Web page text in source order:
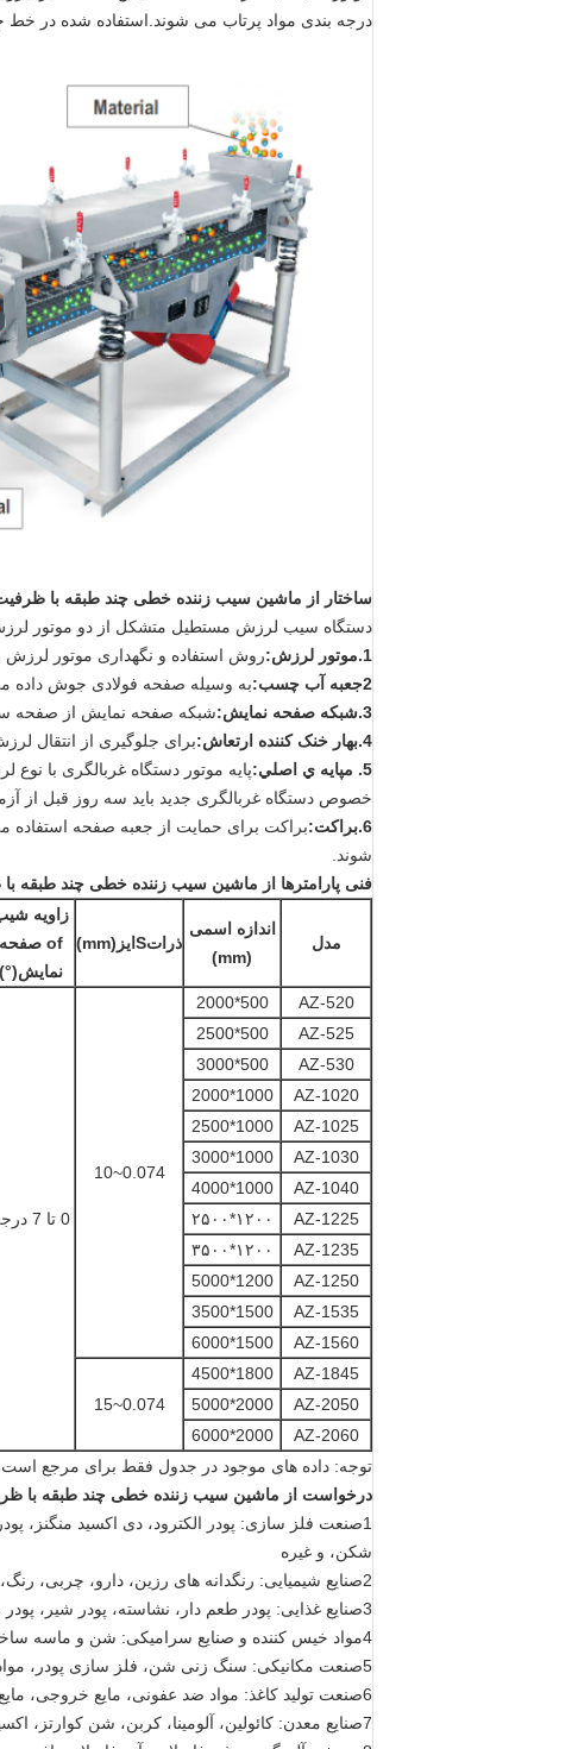
درجه بندی مواد پرتاب می شوند.استفاده شده در خط
ساختار
از ماشین سیب زننده خطی چند طبقه با
دستگاه سیب لرزش مستطیل متشکل از دو موتور
1
.موتور لرزش:روش استفاده و نگهداری موتور لرزش
2جعبه آب چسب:
به وسیله صفحه فولادی جوش
3
.شبکه صفحه نمایش:شبکه صفحه نمایش از صفحه
4. بهار خنک کننده ارتعاش:برای جلوگیری از انتقال
5. م
پايه ي اصلي:پایه موتور دستگاه غربالگری با
خصوص دستگاه غربالگری جدید باید سه روز قبل از
6
.براکت:براکت برای حمایت از جعبه صفحه
شوند.
فنی پارامترها از ماشین سیب زننده خطی چند طبقه
مدل
اندازه اسمی
(
mm)
ذراتS ایز (
mm)
زاویه
o f صفحه
نمایش(
°)
AZ-520
500*2000
0.074~10
0 تا 7 درجه
AZ-525
500*2500
AZ-530
500*3000
AZ-1020
1000*2000
AZ-1025
1000*2500
AZ-1030
1000*3000
AZ-1040
1000*4000
AZ-1225
۱۲۰۰*۲۵۰۰
AZ-1235
۱۲۰۰*۳۵۰۰
AZ-1250
1200*5000
AZ-1535
1500*3500
AZ-1560
1500*6000
AZ-1845
1800*4500
0.074~15
AZ-2050
2000*5000
AZ-2060
2000*6000
توجه: داده های موجود در جدول فقط برای مرجع است.
درخواست از ماشین سیب زننده خطی چند طبقه با
1صنعت فلز سازی: پودر الکترود، دی اکسید منگنز،
شکن، و غیره
2صنایع شیمیایی: رنگدانه های رزین، دارو، چربی، رنگ، پالت، لوازم آرایشی و غیره
3صنایع غذایی: پودر طعم دار، نشاسته، پودر شیر، پودر مخمر، شکر، نمک، قلیایی، گرده، افزودنی غذایی، شیر لوبیا، آبمیوه و غیره.
4مواد خیس کننده و صنایع سرامیکی: شن و ماسه ساختمانی، میکا، آلومینا، مواد خیس کننده، مواد آتش گیر، خمیر و غیره
5صنعت مکانیکی: سنگ زنی شن، فلز سازی پودر، مواد الکترومغناطیسی و پودر فلز، و غیره
6صنعت تولید کاغذ: مواد ضد عفونی، مایع خروجی، مایع تولید کاغذ و آب فاضلاب و غیره
7صنایع معدن: کائولین، آلومینا، کربن، شن کوارتز، اکسید تیتانیوم، اکسید روی و غیره